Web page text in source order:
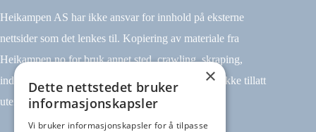
Heikampen AS har ikke ansvar for innhold på eksterne
nettsider som det lenkes til. Kopiering av materiale fra
Heikampen.no for bruk annet sted, crawling, skraping,
indeksering (for eksempel tekst og datamining) er ikke tillatt
uten avtale.
×
Dette nettstedet bruker
informasjonskapsler
Vi bruker informasjonskapsler for å tilpasse